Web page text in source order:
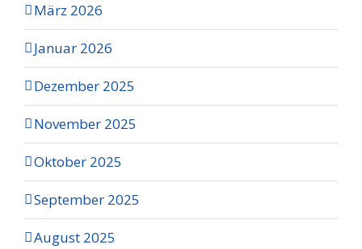
März 2026
Januar 2026
Dezember 2025
November 2025
Oktober 2025
September 2025
August 2025